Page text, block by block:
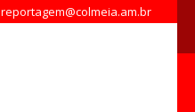
reportagem@colmeia.am.br